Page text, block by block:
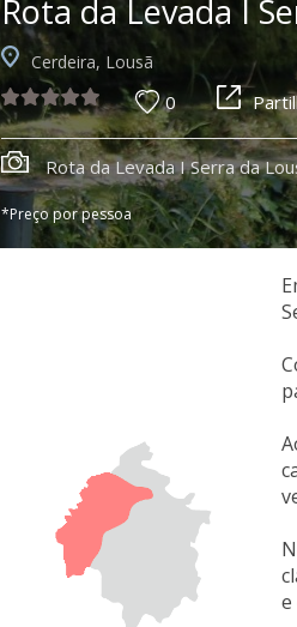
Rota da Levada I
Cerdeira, Lousã
0
Rota da Levada I Serra da
*Preço por pessoa
e